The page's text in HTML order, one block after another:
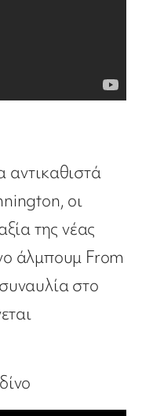
οι
της νέας
άλμπουμ From
στο